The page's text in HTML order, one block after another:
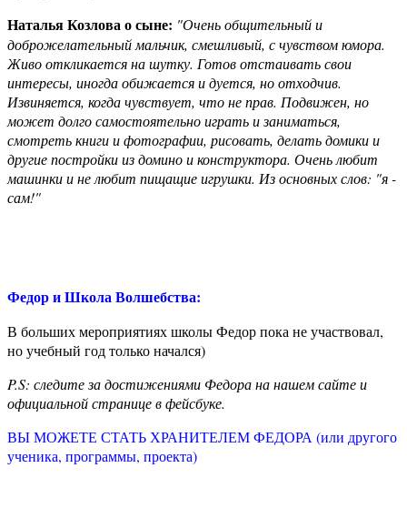
Наталья Козлова о сыне: "Очень общительный и
доброжелательный мальчик, смешливый, с чувством юмора.
Живо откликается на шутку. Готов отстаивать свои
интересы, иногда обижается и дуется, но отходчив.
Извиняется, когда чувствует, что не прав. Подвижен, но
может долго самостоятельно играть и заниматься,
смотреть книги и фотографии, рисовать, делать домики и
другие постройки из домино и конструктора. Очень любит
машинки и не любит пищащие игрушки. Из основных слов: "я -
сам!"
Федор и Школа Волшебства:
В больших мероприятиях школы Федор пока не участвовал,
но учебный год только начался)
P.S: следите за достижениями Федора на нашем сайте и
официальной странице в фейсбуке.
ВЫ МОЖЕТЕ СТАТЬ ХРАНИТЕЛЕМ ФЕДОРА (или другого
ученика, программы, проекта)